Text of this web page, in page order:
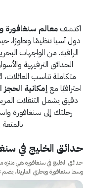
اكتشفمعالم سنغافورة
دول آسيا تنظيمًا وتطورًا،
الراقية. من الواجهات
الحدائق الترفيهية
متكاملة تناسب العائلات،
احترافيًا معإمكانية الحجز
دقيق يشمل التنقلات
رحلتك إلى سنغافورة
حدائق الخليج في
وسط سنغافورة ويحازي المارينا،